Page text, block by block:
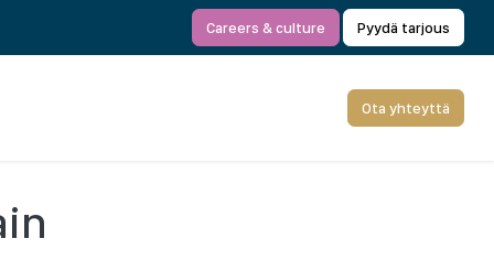
Careers & culture Pyydä tarjous
Ota yhteyttä